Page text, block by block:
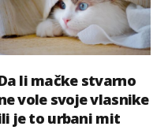
li mačke stvarno
vole svoje vlasnike
je to urbani mit